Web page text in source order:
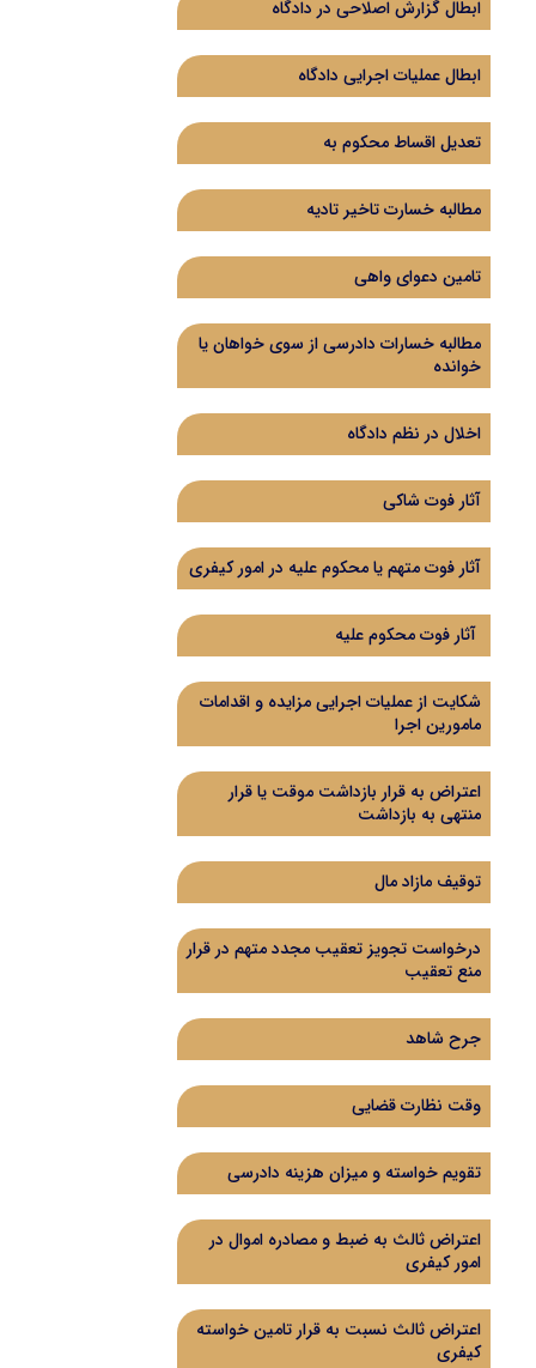
ابطال گزارش اصلاحی در دادگاه
ابطال عملیات اجرایی دادگاه
تعدیل اقساط محکوم به
مطالبه خسارت تاخیر تادیه
تامین دعوای واهی
مطالبه خسارات دادرسی از سوی خواهان یا
خوانده
اخلال در نظم دادگاه
آثار فوت شاکی
آثار فوت متهم یا محکوم علیه در امور کیفری
آثار فوت محکوم علیه
شکایت از عملیات اجرایی مزایده و اقدامات
مامورین اجرا
اعتراض به قرار بازداشت موقت یا قرار
منتهی به بازداشت
توقیف مازاد مال
درخواست تجویز تعقیب مجدد متهم در قرار
منع تعقیب
جرح شاهد
وقت نظارت قضایی
تقویم خواسته و میزان هزینه دادرسی
اعتراض ثالث به ضبط و مصادره اموال در
امور کیفری
اعتراض ثالث نسبت به قرار تامین خواسته
کیفری